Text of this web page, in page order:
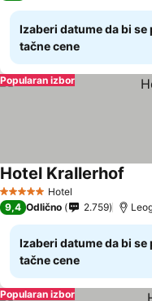
Izaberi datume da bi se
tačne cene
Popularan izbor
5 ZvezdiceHotel
Hotel Krallerhof
9,4 Odlično 2.759
Izaberi datume da bi se
tačne cene
Popularan izbor